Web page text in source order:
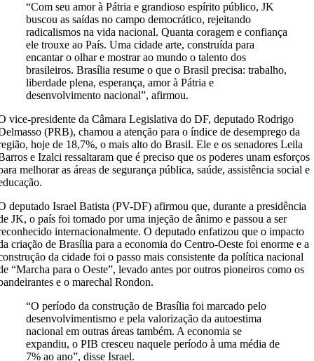
“Com seu amor à Pátria e grandioso espírito público, JK
buscou as saídas no campo democrático, rejeitando
radicalismos na vida nacional. Quanta coragem e confiança
ele trouxe ao País. Uma cidade arte, construída para
encantar o olhar e mostrar ao mundo o talento dos
brasileiros. Brasília resume o que o Brasil precisa: trabalho,
liberdade plena, esperança, amor à Pátria e
desenvolvimento nacional”, afirmou.
vice-presidente da Câmara Legislativa do DF, deputado Rodrigo
(PRB), chamou a atenção para o índice de desemprego da
hoje de 18,7%, o mais alto do Brasil. Ele e os senadores Leila
e Izalci ressaltaram que é preciso que os poderes unam esforços
melhorar as áreas de segurança pública, saúde, assistência social e
deputado Israel Batista (PV-DF) afirmou que, durante a presidência
JK, o país foi tomado por uma injeção de ânimo e passou a ser
internacionalmente. O deputado enfatizou que o impacto
criação de Brasília para a economia do Centro-Oeste foi enorme e a
da cidade foi o passo mais consistente da política nacional
“Marcha para o Oeste”, levado antes por outros pioneiros como os
e o marechal Rondon.
“O período da construção de Brasília foi marcado pelo
desenvolvimentismo e pela valorização da autoestima
nacional em outras áreas também. A economia se
expandiu, o PIB cresceu naquele período à uma média de
7% ao ano”, disse Israel.